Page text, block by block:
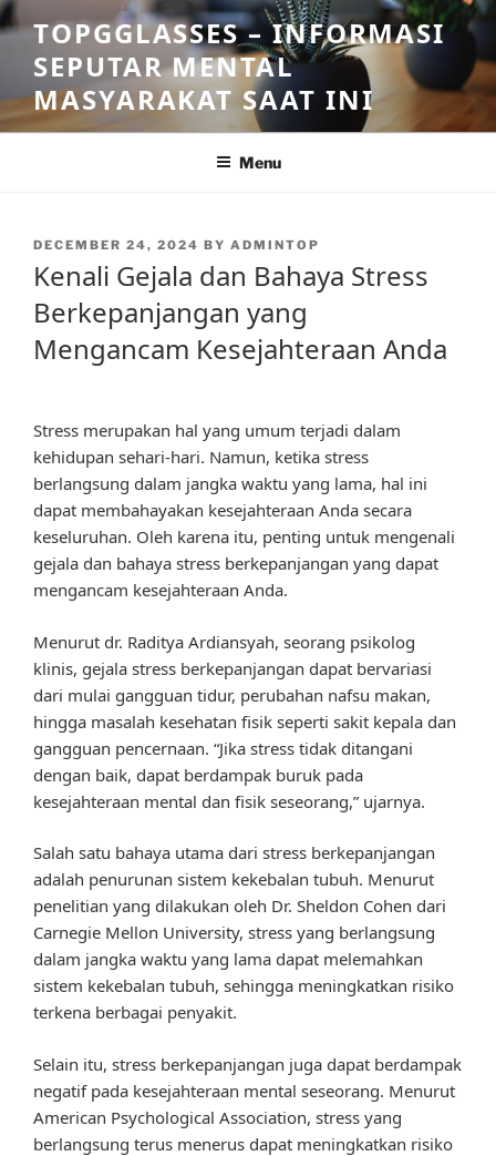
Skip
to
content
TOPGGLASSES – INFORMASI
SEPUTAR MENTAL
MASYARAKAT SAAT INI
Menu
POSTED
DECEMBER 24, 2024 BY ADMINTOP
Kenali Gejala dan Bahaya Stress
Berkepanjangan yang
Mengancam Kesejahteraan Anda
Stress merupakan hal yang umum terjadi dalam
kehidupan sehari-hari. Namun, ketika stress
berlangsung dalam jangka waktu yang lama, hal ini
dapat membahayakan kesejahteraan Anda secara
keseluruhan. Oleh karena itu, penting untuk mengenali
gejala dan bahaya stress berkepanjangan yang dapat
mengancam kesejahteraan Anda.
Menurut dr. Raditya Ardiansyah, seorang psikolog
klinis, gejala stress berkepanjangan dapat bervariasi
dari mulai gangguan tidur, perubahan nafsu makan,
hingga masalah kesehatan fisik seperti sakit kepala dan
gangguan pencernaan. “Jika stress tidak ditangani
dengan baik, dapat berdampak buruk pada
kesejahteraan mental dan fisik seseorang,” ujarnya.
Salah satu bahaya utama dari stress berkepanjangan
adalah penurunan sistem kekebalan tubuh. Menurut
penelitian yang dilakukan oleh Dr. Sheldon Cohen dari
Carnegie Mellon University, stress yang berlangsung
dalam jangka waktu yang lama dapat melemahkan
sistem kekebalan tubuh, sehingga meningkatkan risiko
terkena berbagai penyakit.
Selain itu, stress berkepanjangan juga dapat berdampak
negatif pada kesejahteraan mental seseorang. Menurut
American Psychological Association, stress yang
berlangsung terus menerus dapat meningkatkan risiko